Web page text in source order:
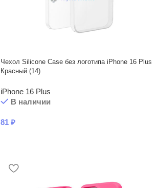
Чехол Silicone Case без логотипа iPhone 16 Plus
Красный (14)
iPhone 16 Plus
В наличии
81 ₽